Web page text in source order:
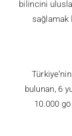
bilincini
sağlamak
bulunan, 6
10.000